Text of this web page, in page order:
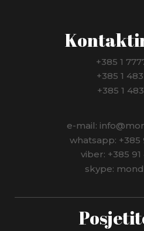
+385 1
+385 1
+385 1
e-mail:
whatsapp: +385
viber: +385 91
skype: